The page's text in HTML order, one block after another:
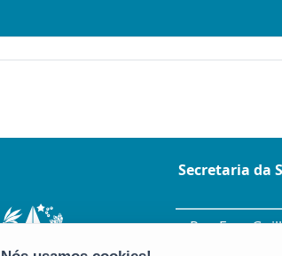
Secretaria da
Rua Eng.